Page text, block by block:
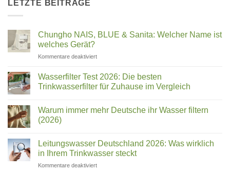
LETZTE BEITRÄGE
Chungho NAIS, BLUE & Sanita: Welcher Name ist
welches Gerät?
Kommentare deaktiviertfür
NAIS,
BLUE
Welcher
Gerät?
Wasserfilter Test 2026: Die besten
Trinkwasserfilter für Zuhause im Vergleich
zu
Wasserfilter
Test
besten
Trinkwasserfilter
für
Zuhause
Warum immer mehr Deutsche ihr Wasser filtern
(2026)
zu
Warum
immer
mehr
Leitungswasser Deutschland 2026: Was wirklich
in Ihrem Trinkwasser steckt
Kommentare deaktiviertfür